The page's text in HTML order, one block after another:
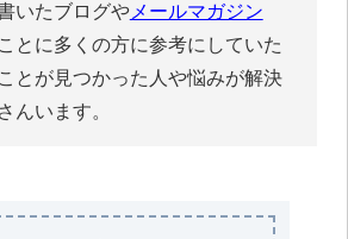
いたブログやメールマガジン
とに多くの方に参考にしていた
とが見つかった人や悩みが解決
んいます。